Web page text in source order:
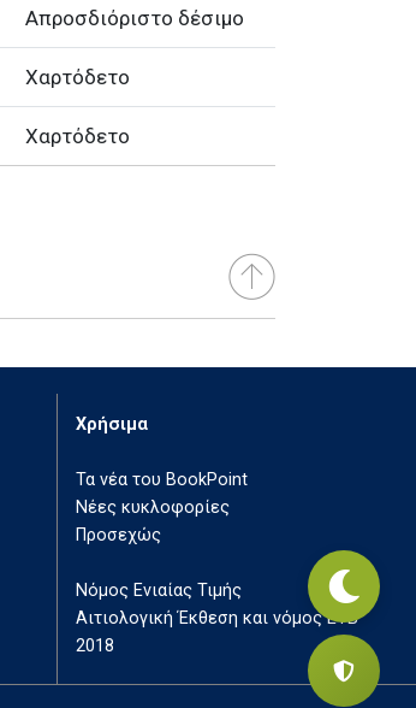
Απροσδιόριστο δέσιμο
Χαρτόδετο
Χαρτόδετο
Χρήσιμα
Τα νέα του BookPoint
Νέες κυκλοφορίες
Προσεχώς
Νόμος Ενιαίας Τιμής
Αιτιολογική Έκθεση και νόμος ΕΤΒ
2018